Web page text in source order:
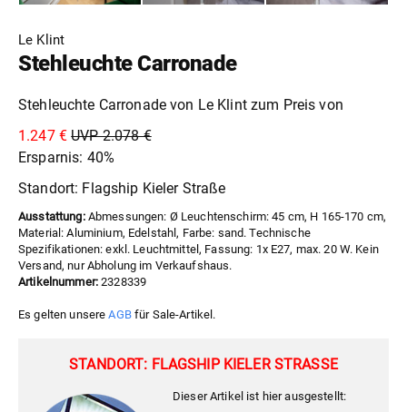
Le Klint
Stehleuchte Carronade
Stehleuchte Carronade von Le Klint zum Preis von
1.247 € UVP 2.078 €
Ersparnis: 40%
Standort: Flagship Kieler Straße
Ausstattung:Abmessungen: Ø Leuchtenschirm: 45 cm, H 165-170 cm,
Material: Aluminium, Edelstahl, Farbe: sand. Technische
Spezifikationen: exkl. Leuchtmittel, Fassung: 1x E27, max. 20 W. Kein
Versand, nur Abholung im Verkaufshaus.
Artikelnummer: 2328339
Es gelten unsereAGBfür Sale-Artikel.
STANDORT: FLAGSHIP KIELER STRASSE
Dieser Artikel ist hier ausgestellt: